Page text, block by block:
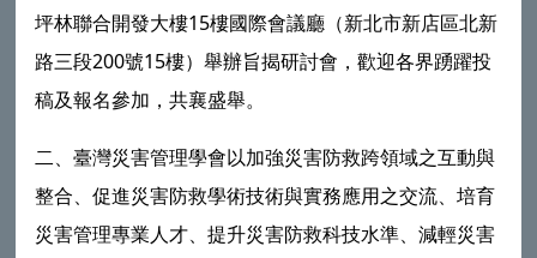
坪林聯合開發大樓15樓國際會議廳（新北市新店區北新
路三段200號15樓）舉辦旨揭研討會，歡迎各界踴躍投
稿及報名參加，共襄盛舉。
二、臺灣災害管理學會以加強災害防救跨領域之互動與
整合、促進災害防救學術技術與實務應用之交流、培育
災害管理專業人才、提升災害防救科技水準、減輕災害